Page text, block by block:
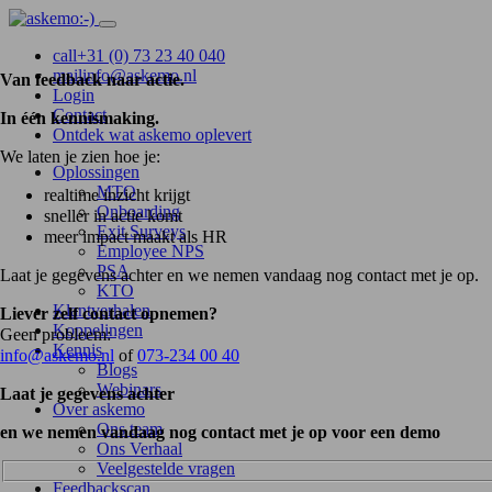
call+31 (0) 73 23 40 040
mailinfo@askemo.nl
Login
Contact
Ontdek wat askemo oplevert
Oplossingen
MTO
Onboarding
Exit Surveys
Employee NPS
PSA
KTO
Klantverhalen
Koppelingen
Kennis
Blogs
Webinars
Over askemo
Ons team
Ons Verhaal
Veelgestelde vragen
Feedbackscan
Van feedback naar actie.
In één kennismaking.
We laten je zien hoe je:
realtime inzicht krijgt
sneller in actie komt
meer impact maakt als HR
Laat je gegevens achter en we nemen vandaag nog contact met je op.
Liever zelf contact opnemen?
Geen probleem:
info@askemo.nl of073-234 00 40
Laat je gegevens achter
en we nemen vandaag nog contact met je op voor een demo